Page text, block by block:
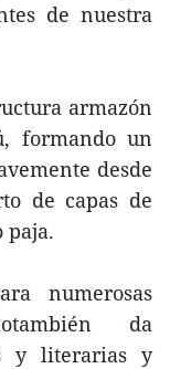
de nuestra
armazón
formando un
desde
de capas de
paja.
numerosas
da
y literarias y